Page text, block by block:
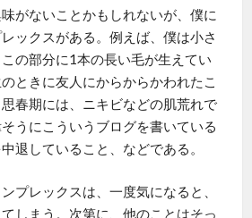
がないことかもしれないが、僕に
ックスがある。例えば、僕は小さ
の部分に1本の長い毛が生えてい
ときに友人にからからかわれたこ
春期には、ニキビなどの肌荒れで
うにこういうブログを書いている
退していること、などである。
プレックスは、一度気になると、
しまう。次第に、他のことはそっ